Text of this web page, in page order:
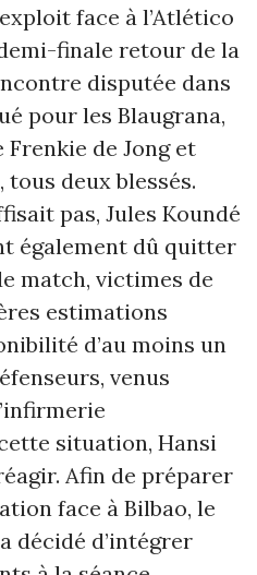
face à l’Atlético
finale retour de la
disputée dans
pour les Blaugrana,
de Jong et
deux blessés.
pas, Jules Koundé
également dû quitter
match, victimes de
estimations
d’au moins un
venus
situation, Hansi
Afin de préparer
face à Bilbao, le
décidé d’intégrer